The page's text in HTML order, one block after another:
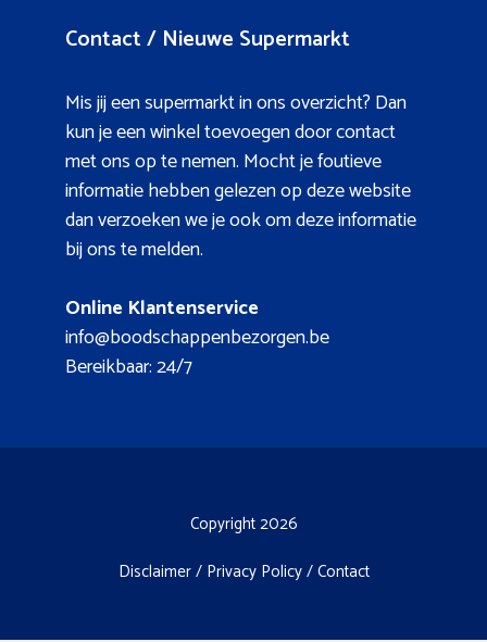
Contact / Nieuwe Supermarkt
Mis jij een supermarkt in ons overzicht? Dan
kun je een winkel toevoegen door contact
met ons op te nemen. Mocht je foutieve
informatie hebben gelezen op deze website
dan verzoeken we je ook om deze informatie
bij ons te melden.
Online Klantenservice
info@boodschappenbezorgen.be
Bereikbaar: 24/7
Copyright 2026
Disclaimer/ Privacy Policy/Contact